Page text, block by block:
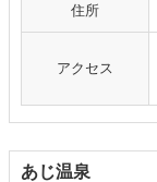
住所
アクセス
あじ温泉